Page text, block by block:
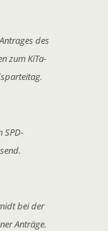
des
zum KiTa-
SPD-
bei der
Anträge.